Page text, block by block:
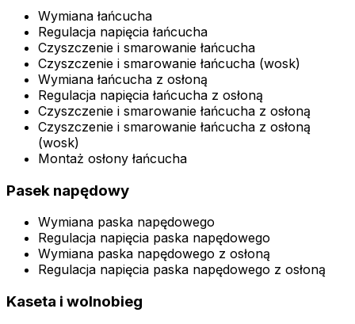
Wymiana łańcucha
Regulacja napięcia łańcucha
Czyszczenie i smarowanie łańcucha
Czyszczenie i smarowanie łańcucha (wosk)
Wymiana łańcucha z osłoną
Regulacja napięcia łańcucha z osłoną
Czyszczenie i smarowanie łańcucha z osłoną
Czyszczenie i smarowanie łańcucha z osłoną
(wosk)
Montaż osłony łańcucha
Pasek napędowy
Wymiana paska napędowego
Regulacja napięcia paska napędowego
Wymiana paska napędowego z osłoną
Regulacja napięcia paska napędowego z osłoną
Kaseta i wolnobieg